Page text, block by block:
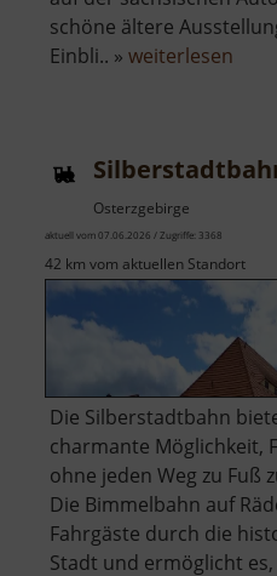
schöne ältere
Einbli.. » weiterlesen
Osterzgebirge
aktuell vom 07.06.2026 / Zugriffe: 3368
42 km vom aktuellen Standort
Die Silberstadtbahn
charmante Möglichkeit,
ohne jeden Weg zu Fuß
Die Bimmelbahn auf
Fahrgäste durch die
Stadt und ermöglicht